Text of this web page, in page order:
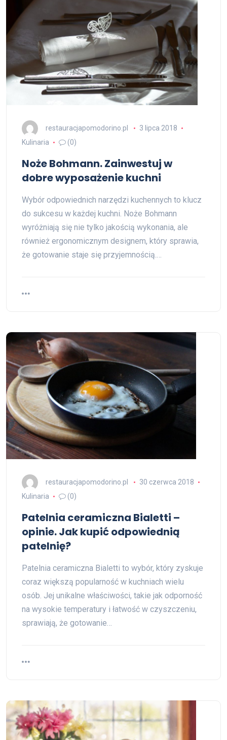
restauracjapomodorino.pl
3 lipca 2018
Kulinaria
(0)
Noże Bohmann. Zainwestuj w
dobre wyposażenie kuchni
Wybór odpowiednich narzędzi kuchennych to klucz
do sukcesu w każdej kuchni. Noże Bohmann
wyróżniają się nie tylko jakością wykonania, ale
również ergonomicznym designem, który sprawia,
że gotowanie staje się przyjemnością.…
restauracjapomodorino.pl
30 czerwca 2018
Kulinaria
(0)
Patelnia ceramiczna Bialetti –
opinie. Jak kupić odpowiednią
patelnię?
Patelnia ceramiczna Bialetti to wybór, który zyskuje
coraz większą popularność w kuchniach wielu
osób. Jej unikalne właściwości, takie jak odporność
na wysokie temperatury i łatwość w czyszczeniu,
sprawiają, że gotowanie…